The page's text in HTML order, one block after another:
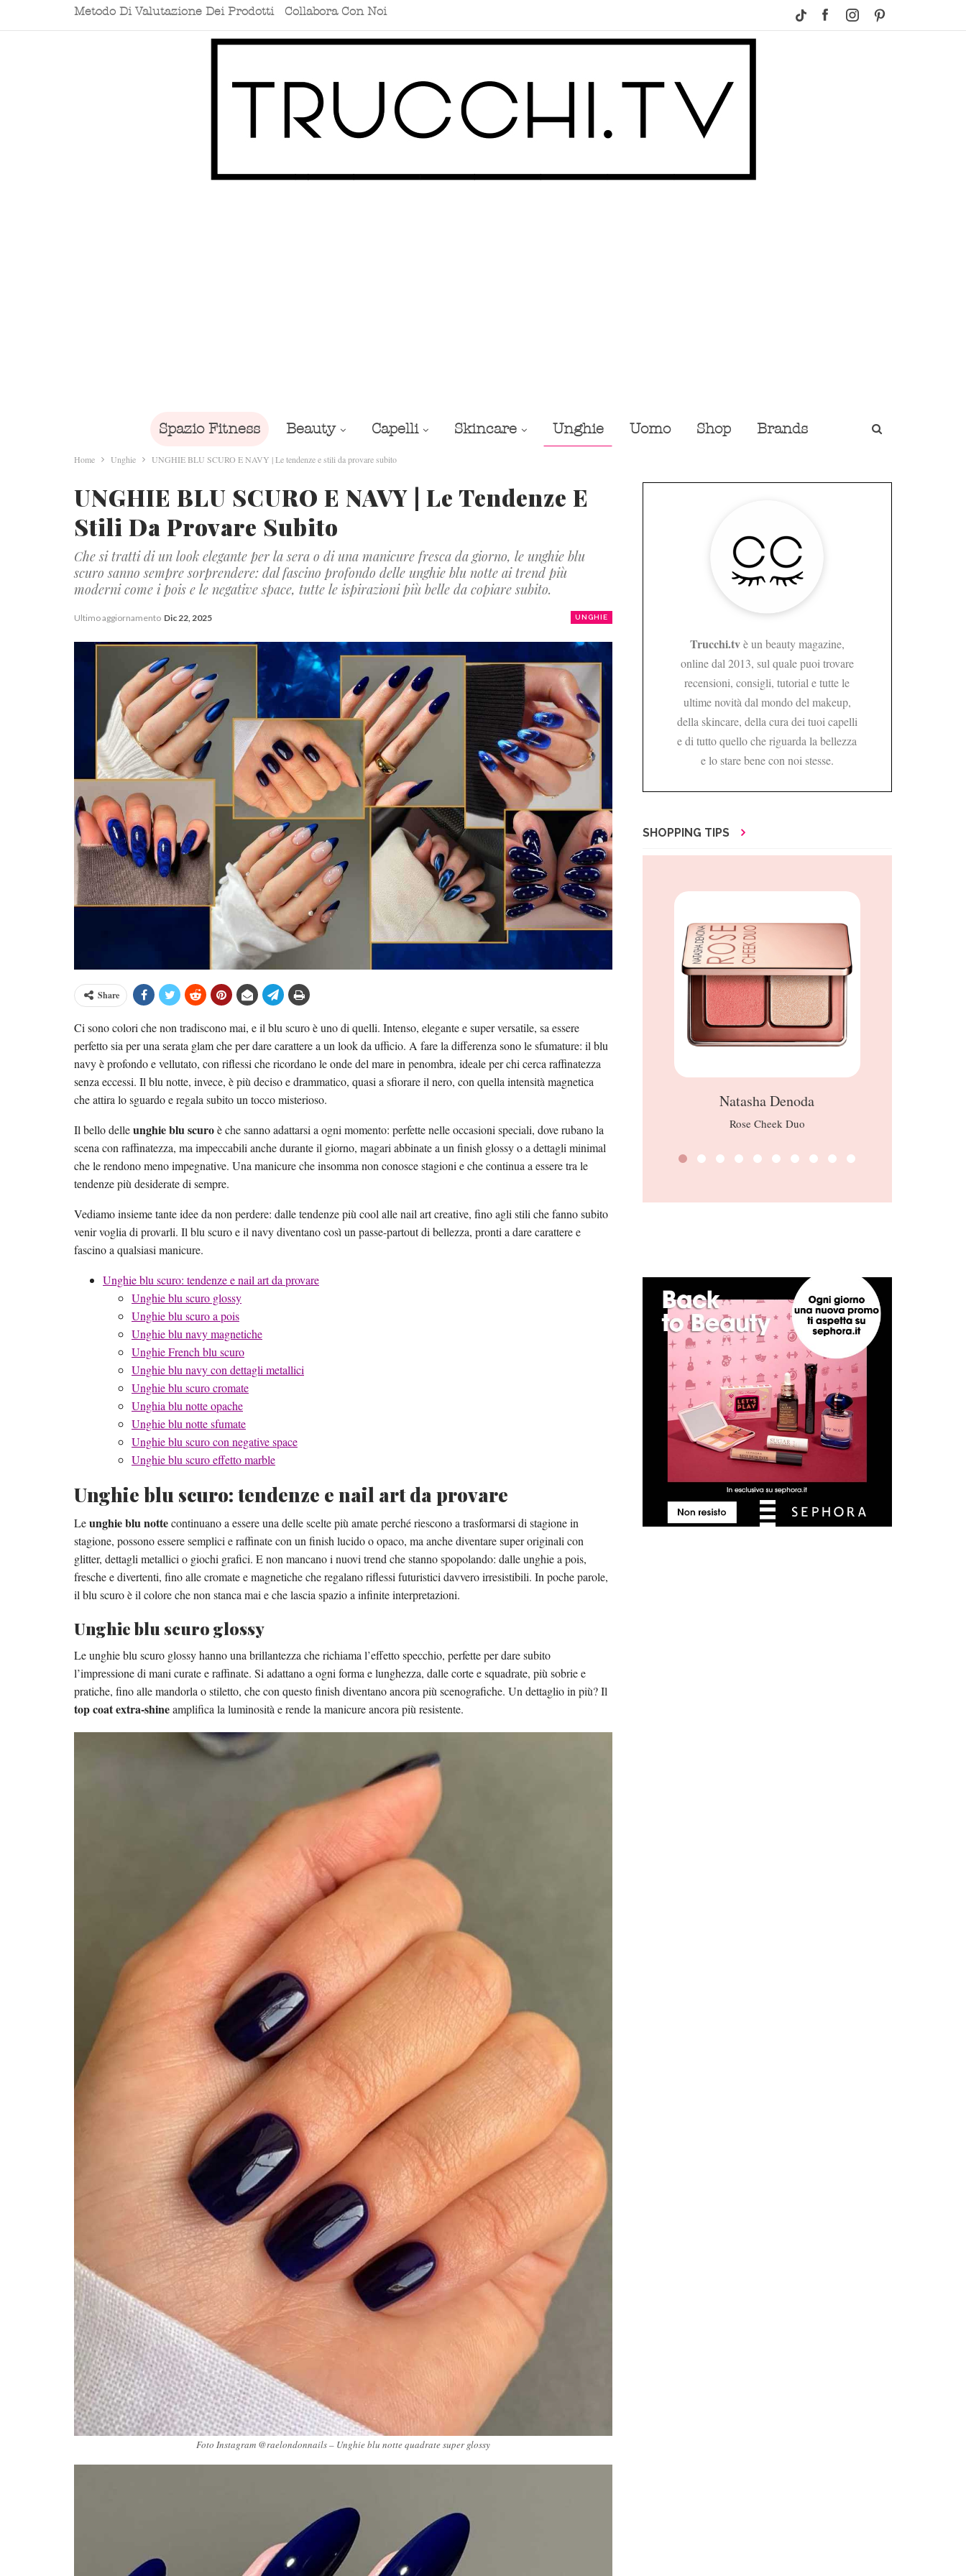
Metodo Di Valutazione Dei Prodotti Collabora Con Noi
Spazio Fitness Beauty Capelli Skincare Unghie Uomo Shop Brands
Home Unghie UNGHIE BLU SCURO E NAVY | Le tendenze e stili da provare subito
UNGHIE BLU SCURO E NAVY | Le Tendenze E
Stili Da Provare Subito
Che si tratti di un look elegante per la sera o di una manicure fresca da giorno, le unghie blu
scuro sanno sempre sorprendere: dal fascino profondo delle unghie blu notte ai trend più
moderni come i pois e le negative space, tutte le ispirazioni più belle da copiare subito.
UNGHIE
Ultimo aggiornamento Dic 22, 2025
Share
Ci sono colori che non tradiscono mai, e il blu scuro è uno di quelli. Intenso, elegante e super versatile, sa essere
perfetto sia per una serata glam che per dare carattere a un look da ufficio. A fare la differenza sono le sfumature: il blu
navy è profondo e vellutato, con riflessi che ricordano le onde del mare in penombra, ideale per chi cerca raffinatezza
senza eccessi. Il blu notte, invece, è più deciso e drammatico, quasi a sfiorare il nero, con quella intensità magnetica
che attira lo sguardo e regala subito un tocco misterioso.
Il bello delleunghie blu scuroè che sanno adattarsi a ogni momento: perfette nelle occasioni speciali, dove rubano la
scena con raffinatezza, ma impeccabili anche durante il giorno, magari abbinate a un finish glossy o a dettagli minimal
che le rendono meno impegnative. Una manicure che insomma non conosce stagioni e che continua a essere tra le
tendenze più desiderate di sempre.
Vediamo insieme tante idee da non perdere: dalle tendenze più cool alle nail art creative, fino agli stili che fanno subito
venir voglia di provarli. Il blu scuro e il navy diventano così un passe-partout di bellezza, pronti a dare carattere e
fascino a qualsiasi manicure.
Unghie blu scuro: tendenze e nail art da provare
Unghie blu scuro glossy
Unghie blu scuro a pois
Unghie blu navy magnetiche
Unghie French blu scuro
Unghie blu navy con dettagli metallici
Unghie blu scuro cromate
Unghia blu notte opache
Unghie blu notte sfumate
Unghie blu scuro con negative space
Unghie blu scuro effetto marble
Unghie blu scuro: tendenze e nail art da provare
Leunghie blu nottecontinuano a essere una delle scelte più amate perché riescono a trasformarsi di stagione in
stagione, possono essere semplici e raffinate con un finish lucido o opaco, ma anche diventare super originali con
glitter, dettagli metallici o giochi grafici. E non mancano i nuovi trend che stanno spopolando: dalle unghie a pois,
fresche e divertenti, fino alle cromate e magnetiche che regalano riflessi futuristici davvero irresistibili. In poche parole,
il blu scuro è il colore che non stanca mai e che lascia spazio a infinite interpretazioni.
Unghie blu scuro glossy
Le unghie blu scuro glossy hanno una brillantezza che richiama l’effetto specchio, perfette per dare subito
l’impressione di mani curate e raffinate. Si adattano a ogni forma e lunghezza, dalle corte e squadrate, più sobrie e
pratiche, fino alle mandorla o stiletto, che con questo finish diventano ancora più scenografiche. Un dettaglio in più? Il
top coat extra-shineamplifica la luminosità e rende la manicure ancora più resistente.
Foto Instagram @raelondonnails – Unghie blu notte quadrate super glossy
Trucchi.tvè un beauty magazine,
online dal 2013, sul quale puoi trovare
recensioni, consigli, tutorial e tutte le
ultime novità dal mondo del makeup,
della skincare, della cura dei tuoi capelli
e di tutto quello che riguarda la bellezza
e lo stare bene con noi stesse.
SHOPPING TIPS
Natasha Denoda
Rose Cheek Duo